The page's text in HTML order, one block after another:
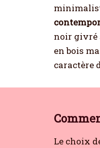
noir givré
en bois
caractère
Le choix